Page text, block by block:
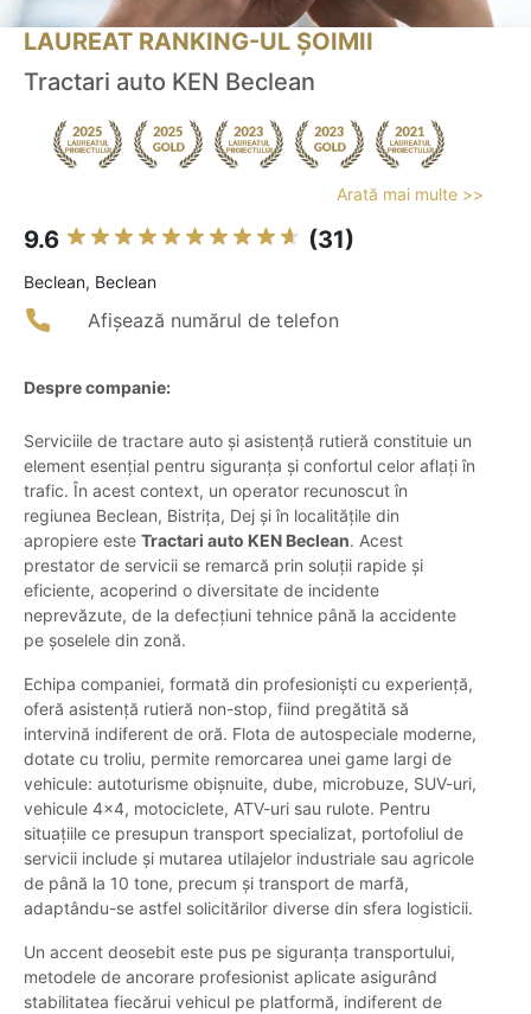
LAUREAT RANKING-UL ȘOIMII
Tractari auto KEN Beclean
Arată mai multe >>
9.6 (31)
Beclean, Beclean
Afișează numărul de telefon
Despre companie:
Serviciile de tractare auto și asistență rutieră constituie un
element esențial pentru siguranța și confortul celor aflați în
trafic. În acest context, un operator recunoscut în
regiunea Beclean, Bistrița, Dej și în localitățile din
apropiere este Tractari auto KEN Beclean. Acest
prestator de servicii se remarcă prin soluții rapide și
eficiente, acoperind o diversitate de incidente
neprevăzute, de la defecțiuni tehnice până la accidente
pe șoselele din zonă.
Echipa companiei, formată din profesioniști cu experiență,
oferă asistență rutieră non-stop, fiind pregătită să
intervină indiferent de oră. Flota de autospeciale moderne,
dotate cu troliu, permite remorcarea unei game largi de
vehicule: autoturisme obișnuite, dube, microbuze, SUV-uri,
vehicule 4x4, motociclete, ATV-uri sau rulote. Pentru
situațiile ce presupun transport specializat, portofoliul de
servicii include și mutarea utilajelor industriale sau agricole
de până la 10 tone, precum și transport de marfă,
adaptându-se astfel solicitărilor diverse din sfera logisticii.
Un accent deosebit este pus pe siguranța transportului,
metodele de ancorare profesionist aplicate asigurând
stabilitatea fiecărui vehicul pe platformă, indiferent de